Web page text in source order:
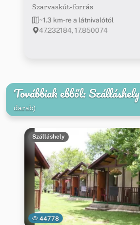
Szarvaskút-forrás
~1.3 km-re a látnivalótól
47.232184, 17.850074
Továbbiak ebből: Szálláshely
darab)
44778
Szálláshely